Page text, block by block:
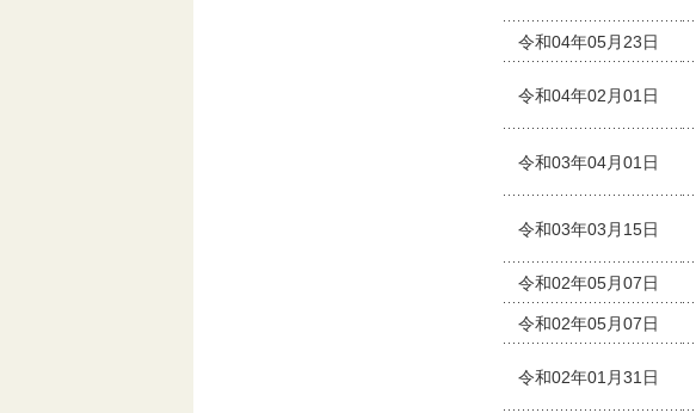
令和04年05月23日
令和04年02月01日
令和03年04月01日
令和03年03月15日
令和02年05月07日
令和02年05月07日
令和02年01月31日